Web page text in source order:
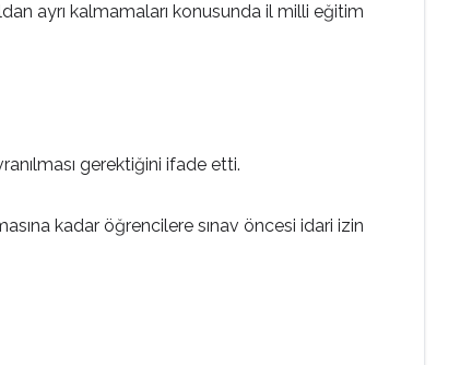
ayrı kalmamaları konusunda il milli eğitim
gerektiğini ifade etti.
kadar öğrencilere sınav öncesi idari izin